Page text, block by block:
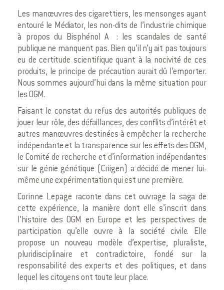
Les manœuvres des cigarettiers, les mensonges ayant
entouré le Médiator, les non-dits de l’industrie chimique
à propos du Bisphénol A : les scandales de santé
publique ne manquent pas. Bien qu’il n’y ait pas toujours
eu de certitude scientifique quant à la nocivité de ces
produits, le principe de précaution aurait dû l’emporter.
Nous sommes aujourd’hui dans la même situation pour
les OGM.
Faisant le constat du refus des autorités publiques de
jouer leur rôle, des défaillances, des conflits d’intérêt et
autres manœuvres destinées à empêcher la recherche
indépendante et la transparence sur les effets des OGM,
le Comité de recherche et d’information indépendantes
sur le génie génétique (Criigen) a décidé de mener lui-
même une expérimentation qui est une première.
Corinne Lepage raconte dans cet ouvrage la saga de
cette expérience, la manière dont elle s’inscrit dans
l’histoire des OGM en Europe et les perspectives de
participation qu’elle ouvre à la société civile. Elle
propose un nouveau modèle d’expertise, pluraliste,
pluridisciplinaire et contradictoire, fondé sur la
responsabilité des experts et des politiques, et dans
lequel les citoyens ont toute leur place.